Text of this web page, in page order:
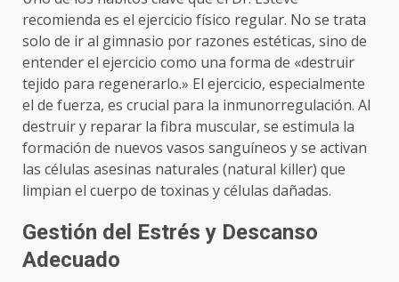
recomienda es el ejercicio físico regular. No se trata
solo de ir al gimnasio por razones estéticas, sino de
entender el ejercicio como una forma de «destruir
tejido para regenerarlo.» El ejercicio, especialmente
el de fuerza, es crucial para la inmunorregulación. Al
destruir y reparar la fibra muscular, se estimula la
formación de nuevos vasos sanguíneos y se activan
las células asesinas naturales (natural killer) que
limpian el cuerpo de toxinas y células dañadas.
Gestión del Estrés y Descanso
Adecuado